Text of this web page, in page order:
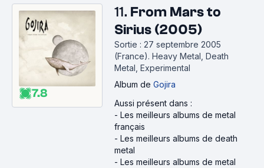
7.8
11. From Mars to
Sirius (2005)
Sortie : 27 septembre 2005
(France). Heavy Metal, Death
Metal, Experimental
Album de Gojira
Aussi présent dans :
- Les meilleurs albums de metal
français
- Les meilleurs albums de death
metal
- Les meilleurs albums de metal